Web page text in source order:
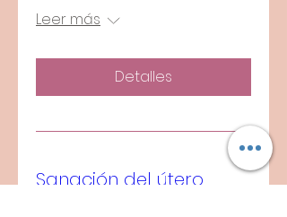
Leer más
Detalles
Sanación del útero